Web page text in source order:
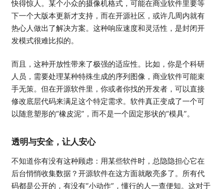
快得惊人。某个小众的摄像机格式，可能在商业软件里要等
下一个大版本更新才支持，而在开源社区，或许几周内就有
热心人做出了解决方案。这种响应速度和灵活性，是封闭开
发模式很难比拟的。
而且，这种开放性带来了极强的适应性。比如，你是个科研
人员，需要处理某种特殊生成的序列图像，商业软件可能束
手无策。但在开源软件里，你或者你找的开发者，可以直接
修改底层代码来满足这个特定需求。软件真正变成了一个可
以随意塑形的“橡皮泥”，而不是一个固定形状的“模具”。
透明与安全，让人安心
不知道你有没有这种顾虑：用某些软件时，总隐隐担心它在
后台悄悄收集数据？开源软件在这方面就敞亮多了。所有代
码都是公开的，有没有“小动作”，懂行的人一查便知。这对于